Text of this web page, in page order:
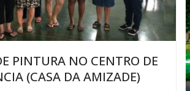
PINTURA NO CENTRO DE
(CASA DA AMIZADE)